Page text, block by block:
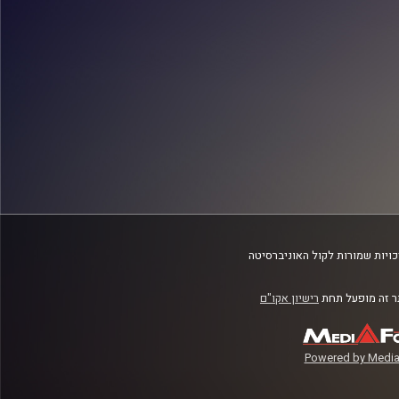
שמורות לקול האוניברסיטה
זה מופעל תחת רישיון אקו"ם
Powered by